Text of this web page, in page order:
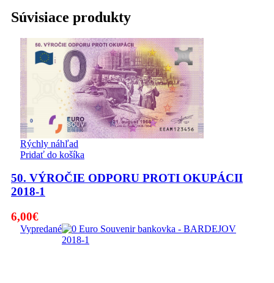
Súvisiace produkty
Rýchly náhľad
Pridať do košíka
50. VÝROČIE ODPORU PROTI OKUPÁCII
2018-1
6,00€
Vypredané